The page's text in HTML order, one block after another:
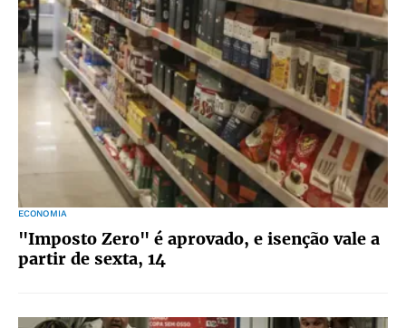
ECONOMIA
"Imposto Zero" é aprovado, e isenção vale a
partir de sexta, 14